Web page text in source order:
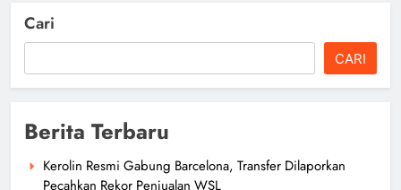
Cari
CARI
Berita Terbaru
Kerolin Resmi Gabung Barcelona, Transfer Dilaporkan
Pecahkan Rekor Penjualan WSL